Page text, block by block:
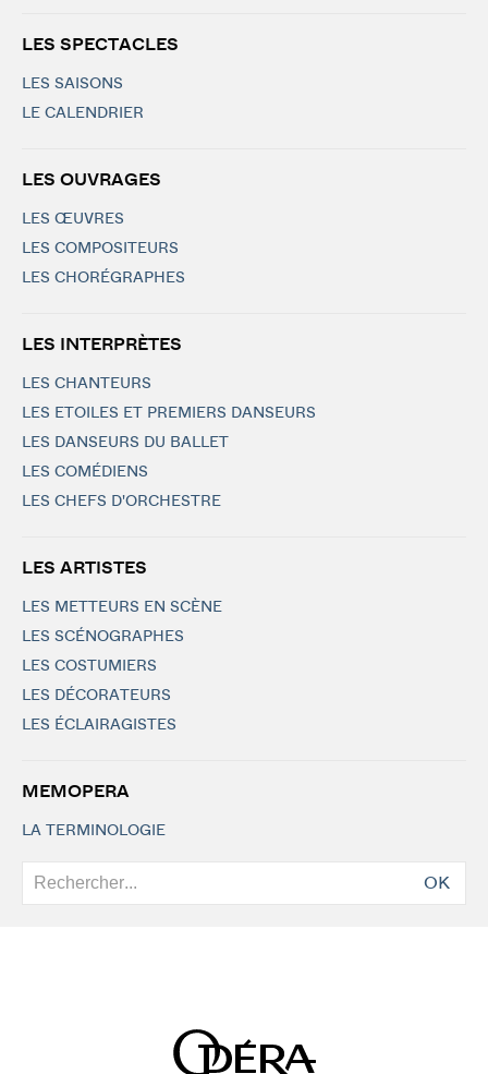
LES SPECTACLES
LES SAISONS
LE CALENDRIER
LES OUVRAGES
LES ŒUVRES
LES COMPOSITEURS
LES CHORÉGRAPHES
LES INTERPRÈTES
LES CHANTEURS
LES ETOILES ET PREMIERS DANSEURS
LES DANSEURS DU BALLET
LES COMÉDIENS
LES CHEFS D'ORCHESTRE
LES ARTISTES
LES METTEURS EN SCÈNE
LES SCÉNOGRAPHES
LES COSTUMIERS
LES DÉCORATEURS
LES ÉCLAIRAGISTES
MEMOPERA
LA TERMINOLOGIE
OK